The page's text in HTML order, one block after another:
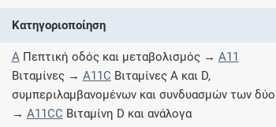
Γνωρίζατε ότι...
Μοιραζόμαστε μαζί σας γεγονότα της
Κατηγοριοποίηση
AΠεπτική οδός και μεταβολισμός → A11
Βιταμίνες → A11C Βιταμίνες A και D,
συμπεριλαμβανομένων και συνδυασμών των δύο
→ A11CC Βιταμίνη D και ανάλογα